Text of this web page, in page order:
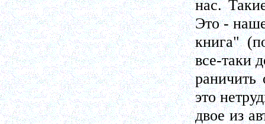
нас.
Это -
книга"
все-таки
раничить
это
двое из